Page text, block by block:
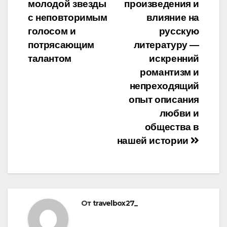
записям
произведения и
влияние на
русскую
литературу —
искренний
романтизм и
непреходящий
опыт описания
любви и
общества в
нашей истории
молодой звезды
с неповторимым
голосом и
потрясающим
талантом
Отtravelbox27_